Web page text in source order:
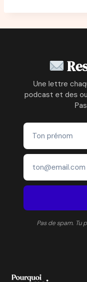
Une lettre
podcast et des
Pas de spam. Tu